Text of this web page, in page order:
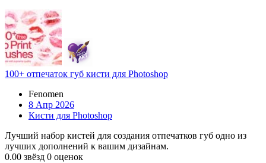
100+ отпечаток губ кисти для Photoshop
Fenomen
8 Апр 2026
Кисти для Photoshop
Лучший набор кистей для создания отпечатков губ одно из
лучших дополнений к вашим дизайнам.
0.00 звёзд 0 оценок